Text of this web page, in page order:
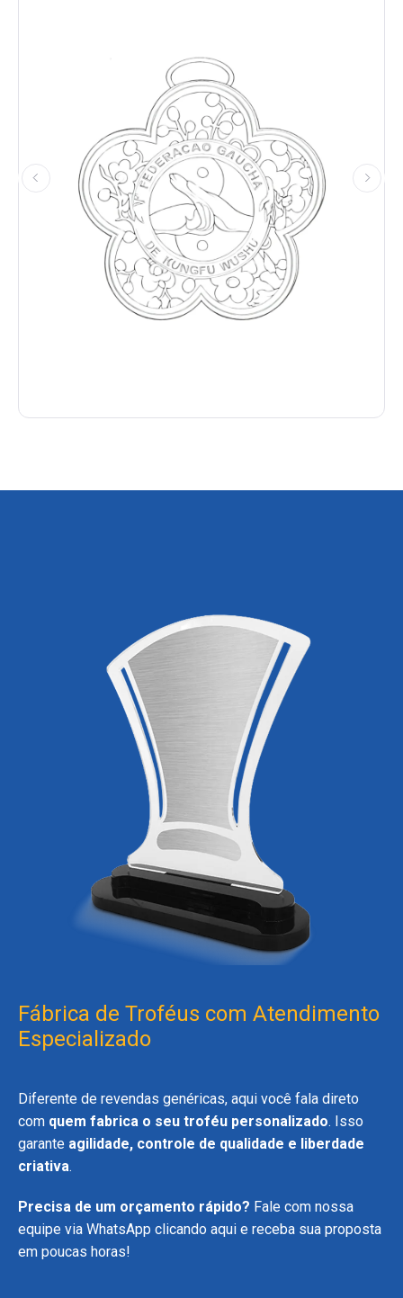
Fábrica de Troféus com Atendimento
Especializado
Diferente de revendas genéricas, aqui você fala direto
com quem fabrica o seu troféu personalizado. Isso
garante agilidade, controle de qualidade e liberdade
criativa.
Precisa de um orçamento rápido? Fale com nossa
equipe via WhatsApp clicando aqui e receba sua proposta
em poucas horas!